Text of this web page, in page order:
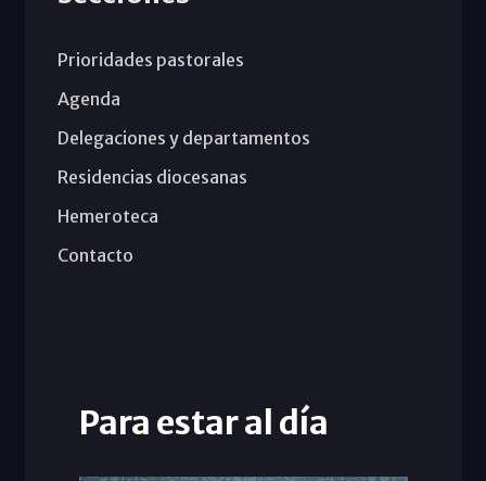
Prioridades pastorales
Agenda
Delegaciones y departamentos
Residencias diocesanas
Hemeroteca
Contacto
Para estar al día